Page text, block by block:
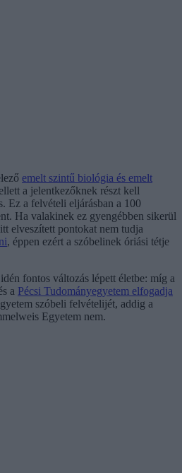
emelt szintű biológia és emelt
a jelentkezőknek részt kell
Ez a felvételi eljárásban a 100
Ha valakinek ez gyengébben sikerül
elveszített pontokat nem tudja
, éppen ezért a szóbelinek óriási tétje
fontos változás lépett életbe: míg a
a Pécsi Tudományegyetem elfogadja
szóbeli felvételijét, addig a
Egyetem nem.